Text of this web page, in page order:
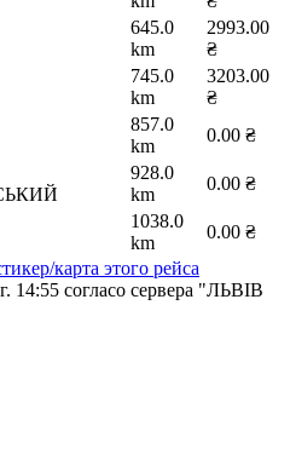
645.0
km
2993.00
₴
745.0
km
3203.00
₴
857.0
km
0.00 ₴
928.0
km
0.00 ₴
1038.0
km
0.00 ₴
карта этого рейса
14:55 согласо сервера "ЛЬВІВ